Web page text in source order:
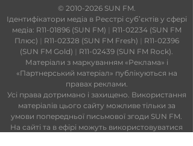
​© 2010-2026SUN FM.
Ідентифікатори медіа в Реєстрі суб’єктів у сфері
медіа: R11-01896 (SUN FM) | R11-02234 (SUN FM
Плюс) | R11-02328 (SUN FM Fresh) | R11-02396
(SUN FM Gold) | R11-02439 (SUN FM Rock).
Матеріали з маркуванням «Реклама» і
«Партнерський матеріал» публікуються на
правах реклами.
Усі права дотримано і захищено. Використання
матеріалів цього сайту можливе тільки за
умови попередньої письмової згоди SUN FM.
На сайті та в ефірі можуть використовуватися